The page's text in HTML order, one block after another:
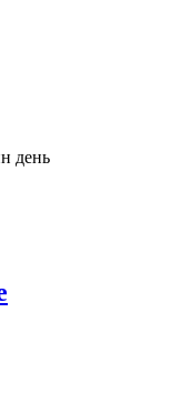
день